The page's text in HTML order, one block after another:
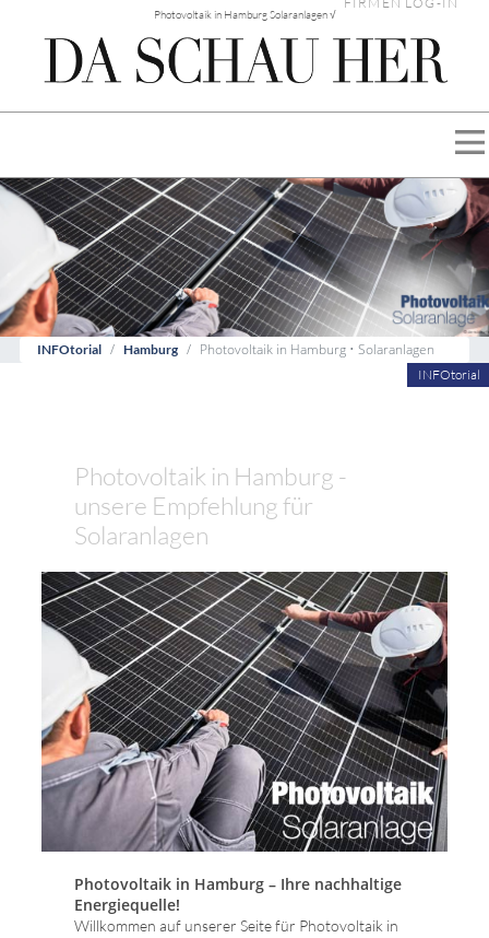
Photovoltaik in Hamburg Solaranlagen √
INFOtorial Hamburg
Photovoltaik in Hamburg • Solaranlagen
INFOtorial
Photovoltaik in Hamburg -
unsere Empfehlung für
Solaranlagen
Photovoltaik in Hamburg – Ihre nachhaltige
Energiequelle!
Willkommen auf unserer Seite für Photovoltaik in